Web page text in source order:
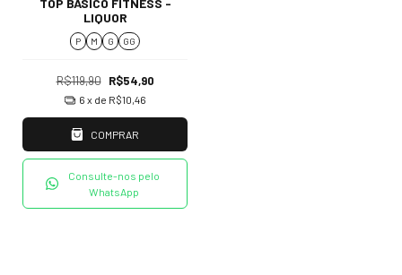
LIQUOR
P M G GG
R$119,90 R$54,90
6 x de R$10,46
COMPRAR
Consulte-nos pelo
WhatsApp